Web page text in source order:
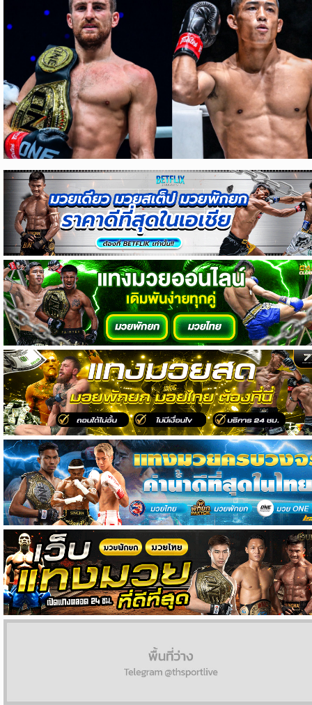
ฟุตบอล
ต่าง
ประเทศ
ข่าว
NBA
ข่าว
NFL
คอ
ลัม
นิ
สต์
วิเคราะห์
บอล
วิเคราะห์
NFL
วิเคราะห์
NBA
ทีเด็ด
บอล
แกล
ล
อรี่
สาว
งาม
ผล